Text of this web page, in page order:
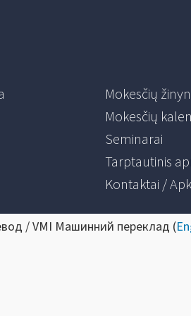
Mokesčių
Mokesčių
Seminarai
Tarptautinis
Kontaktai /
/ VMI Машинний переклад (